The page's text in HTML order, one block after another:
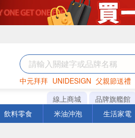
中元拜拜 UNIDESIGN 父親節送禮
海苔 巧克力 衛生紙
線上商城 品牌旗艦館
飲料零食 米油沖泡 生活家電